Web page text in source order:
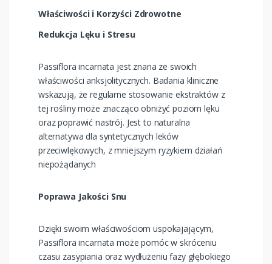
Właściwości i Korzyści Zdrowotne
Redukcja Lęku i Stresu
Passiflora incarnata jest znana ze swoich
właściwości anksjolitycznych. Badania kliniczne
wskazują, że regularne stosowanie ekstraktów z
tej rośliny może znacząco obniżyć poziom lęku
oraz poprawić nastrój. Jest to naturalna
alternatywa dla syntetycznych leków
przeciwlękowych, z mniejszym ryzykiem działań
niepożądanych
Poprawa Jakości Snu
Dzięki swoim właściwościom uspokajającym,
Passiflora incarnata może pomóc w skróceniu
czasu zasypiania oraz wydłużeniu fazy głębokiego